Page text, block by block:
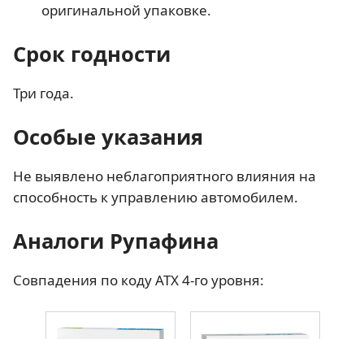
оригинальной упаковке.
Срок годности
Три года.
Особые указания
Не выявлено неблагоприятного влияния на
способность к управлению автомобилем.
Аналоги Рупафина
Совпадения по коду АТХ 4-го уровня: